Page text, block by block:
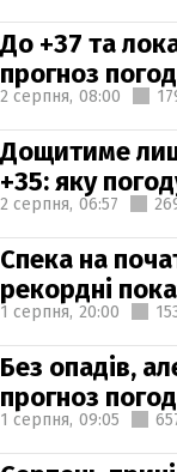
До +37 та
прогноз
2 серпня, 08:00
Дощитиме
+35: яку
2 серпня, 06:57
Спека на
рекордні
1 серпня, 20:00
Без опадів,
прогноз
1 серпня, 09:05